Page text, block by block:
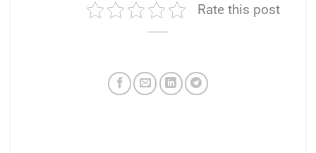
Rate this post